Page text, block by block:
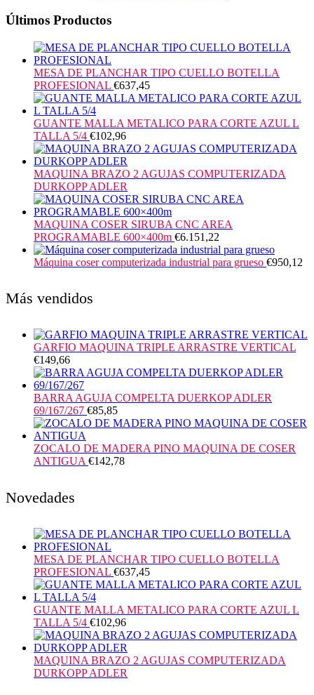
Últimos Productos
MESA DE PLANCHAR TIPO CUELLO BOTELLA
PROFESIONAL €637,45
GUANTE MALLA METALICO PARA CORTE AZUL L
TALLA 5/4 €102,96
MAQUINA BRAZO 2 AGUJAS COMPUTERIZADA
DURKOPP ADLER
MAQUINA COSER SIRUBA CNC AREA
PROGRAMABLE 600×400m €6.151,22
Máquina coser computerizada industrial para grueso €950,12
Más vendidos
GARFIO MAQUINA TRIPLE ARRASTRE VERTICAL
€149,66
BARRA AGUJA COMPELTA DUERKOP ADLER
69/167/267 €85,85
ZOCALO DE MADERA PINO MAQUINA DE COSER
ANTIGUA €142,78
Novedades
MESA DE PLANCHAR TIPO CUELLO BOTELLA
PROFESIONAL €637,45
GUANTE MALLA METALICO PARA CORTE AZUL L
TALLA 5/4 €102,96
MAQUINA BRAZO 2 AGUJAS COMPUTERIZADA
DURKOPP ADLER